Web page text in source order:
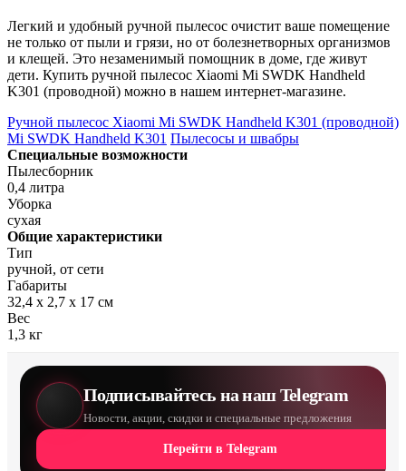
Легкий и удобный ручной пылесос очистит ваше помещение
не только от пыли и грязи, но от болезнетворных организмов
и клещей. Это незаменимый помощник в доме, где живут
дети. Купить ручной пылесос Xiaomi Mi SWDK Handheld
K301 (проводной) можно в нашем интернет-магазине.
Ручной пылесос Xiaomi Mi SWDK Handheld K301 (проводной)
Mi SWDK Handheld K301 Пылесосы и швабры
Специальные возможности
Пылесборник
0,4 литра
Уборка
сухая
Общие характеристики
Тип
ручной, от сети
Габариты
32,4 х 2,7 х 17 см
Вес
1,3 кг
Подписывайтесь на наш Telegram
Новости, акции, скидки и специальные предложения
Перейти в Telegram